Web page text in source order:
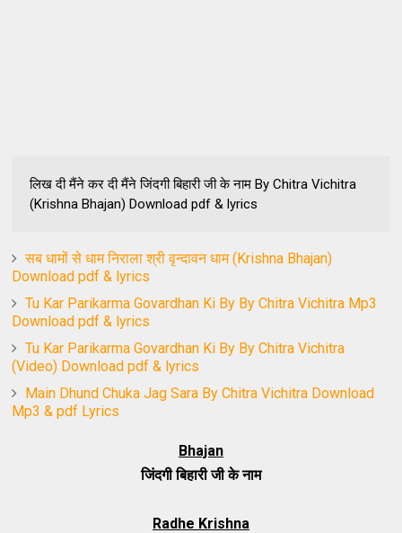
लिख दी मैंने कर दी मैंने जिंदगी बिहारी जी के नाम By Chitra Vichitra
(Krishna Bhajan) Download pdf & lyrics
सब धामों से धाम निराला श्री वृन्दावन धाम (Krishna Bhajan)
Download pdf & lyrics
Tu Kar Parikarma Govardhan Ki By By Chitra Vichitra Mp3
Download pdf & lyrics
Tu Kar Parikarma Govardhan Ki By By Chitra Vichitra
(Video) Download pdf & lyrics
Main Dhund Chuka Jag Sara By Chitra Vichitra Download
Mp3 & pdf Lyrics
Bhajan
जिंदगी बिहारी जी के नाम
Radhe Krishna